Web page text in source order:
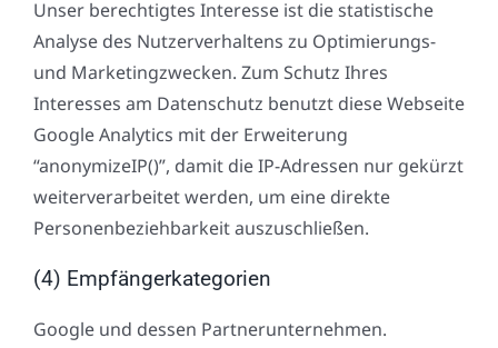
Unser berechtigtes Interesse ist die statistische
Analyse des Nutzerverhaltens zu Optimierungs-
und Marketingzwecken. Zum Schutz Ihres
Interesses am Datenschutz benutzt diese Webseite
Google Analytics mit der Erweiterung
“anonymizeIP()”, damit die IP-Adressen nur gekürzt
weiterverarbeitet werden, um eine direkte
Personenbeziehbarkeit auszuschließen.
(4) Empfängerkategorien
Google und dessen Partnerunternehmen.